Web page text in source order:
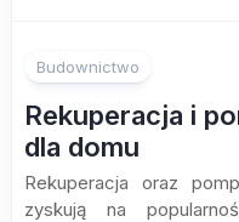
Budownictwo
Rekuperacja i
dla domu
Rekuperacja oraz
zyskują na